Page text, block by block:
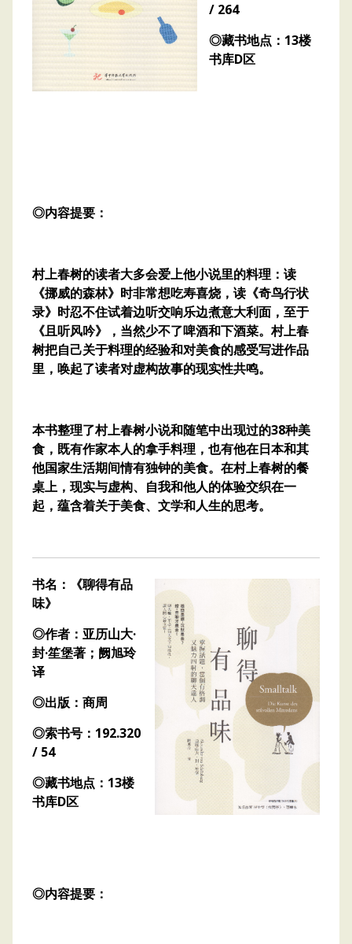
/ 264
◎藏书地点：13楼
书库D区
◎内容提要：
村上春树的读者大多会爱上他小说里的料理：读
《挪威的森林》时非常想吃寿喜烧，读《奇鸟行状
录》时忍不住试着边听交响乐边煮意大利面，至于
《且听风吟》，当然少不了啤酒和下酒菜。村上春
树把自己关于料理的经验和对美食的感受写进作品
里，唤起了读者对虚构故事的现实性共鸣。
本书整理了村上春树小说和随笔中出现过的38种美
食，既有作家本人的拿手料理，也有他在日本和其
他国家生活期间情有独钟的美食。在村上春树的餐
桌上，现实与虚构、自我和他人的体验交织在一
起，蕴含着关于美食、文学和人生的思考。
书名：《聊得有品
味》
◎作者：亚历山大·
封·笙堡著；阙旭玲
译
◎出版：商周
◎索书号：192.320
/ 54
◎藏书地点：13楼
书库D区
◎内容提要：